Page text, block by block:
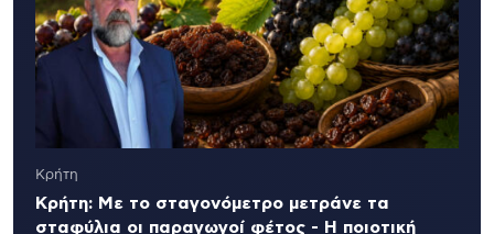
Κρήτη
Κρήτη: Με το σταγονόμετρο μετράνε τα
σταφύλια οι παραγωγοί φέτος - Η ποιοτική